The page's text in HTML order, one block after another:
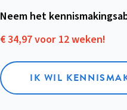
Neem het
€ 34,97 voor 12 weken!
IK WIL